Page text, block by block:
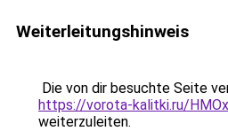
Weiterleitungshinweis
Die von dir besuchte Seite
https://vorota-kalitki.ru/
weiterzuleiten.